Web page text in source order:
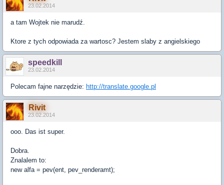
23.02.2014
a tam Wojtek nie marudź.
Ktore z tych odpowiada za wartosc? Jestem slaby z angielskiego
speedkill
23.02.2014
Polecam fajne narzędzie: http://translate.google.pl
Rivit
23.02.2014
ooo. Das ist super.
Dobra.
Znalalem to:
new alfa = pev(ent, pev_renderamt);